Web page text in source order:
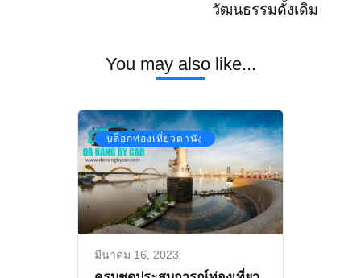
วัฒนธรรมดั้งเดิม
You may also like...
บล็อกท่องเที่ยวดานัง
มีนาคม 16, 2023